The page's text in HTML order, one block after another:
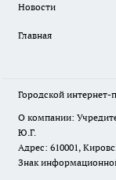
Новости
Главная
Городской интернет-
О компании:
Ю.Г.
Адрес: 610001,
Знак